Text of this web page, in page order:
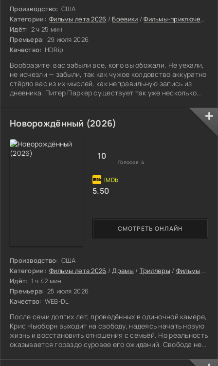
Производство: США
Категории: Фильмы лета 2026 / Боевики /Фильмы-приключения
Идёт: 2 ч 25 мин
Премьера: 29 июля 2026
Качество: HDRip
Вообразите: вас забыли все, кого вы обожали. Не уехали,
не исчезли — забыли, так как чужое колдовство аккуратно
стёрло вас из их мыслей, как неправильную запись из
дневника. Питер Паркер существует так уже несколько
Нью-Йорк, который нужно оберегать каждую тёмную пору,
желает этого город или нет. Со стороны кажется
героическим поступком. По сути — долгая, незаметная
трагедия: тело начинает вести себя нетипично, силы
меняются в нечто почти не
Новорождённый (2026)
Производство: США
Категории: Фильмы лета 2026 /Драмы / Триллеры / Фильмы
Идёт: 1 ч 42 мин
Премьера: 25 июля 2026
Качество: WEB-DL
После семи долгих лет, проведённых в одиночной камере,
Крис Ньюборн выходит на свободу, надеясь начать новую
жизнь и восстановить отношения с семьёй. Но реальность
оказывается гораздо суровее его ожиданий. Свобода не
настоящим испытанием. Каждый новый день даётся ему с
СМОТРЕТЬ ОНЛАЙН
10
Голосов: 4
5.50